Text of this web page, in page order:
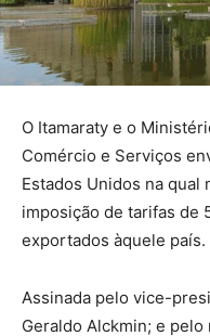
O Itamaraty e o
Comércio e Serviços
Estados Unidos na qual
imposição de tarifas de
exportados àquele país.
Assinada pelo vice-
Geraldo Alckmin; e